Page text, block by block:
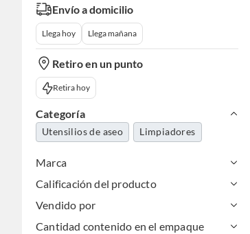
Envío a domicilio
Llega hoy Llega mañana
Retiro en un punto
Retira hoy
Categoría
Utensilios de aseo Limpiadores
Marca
Calificación del producto
Vendido por
Cantidad contenido en el empaque